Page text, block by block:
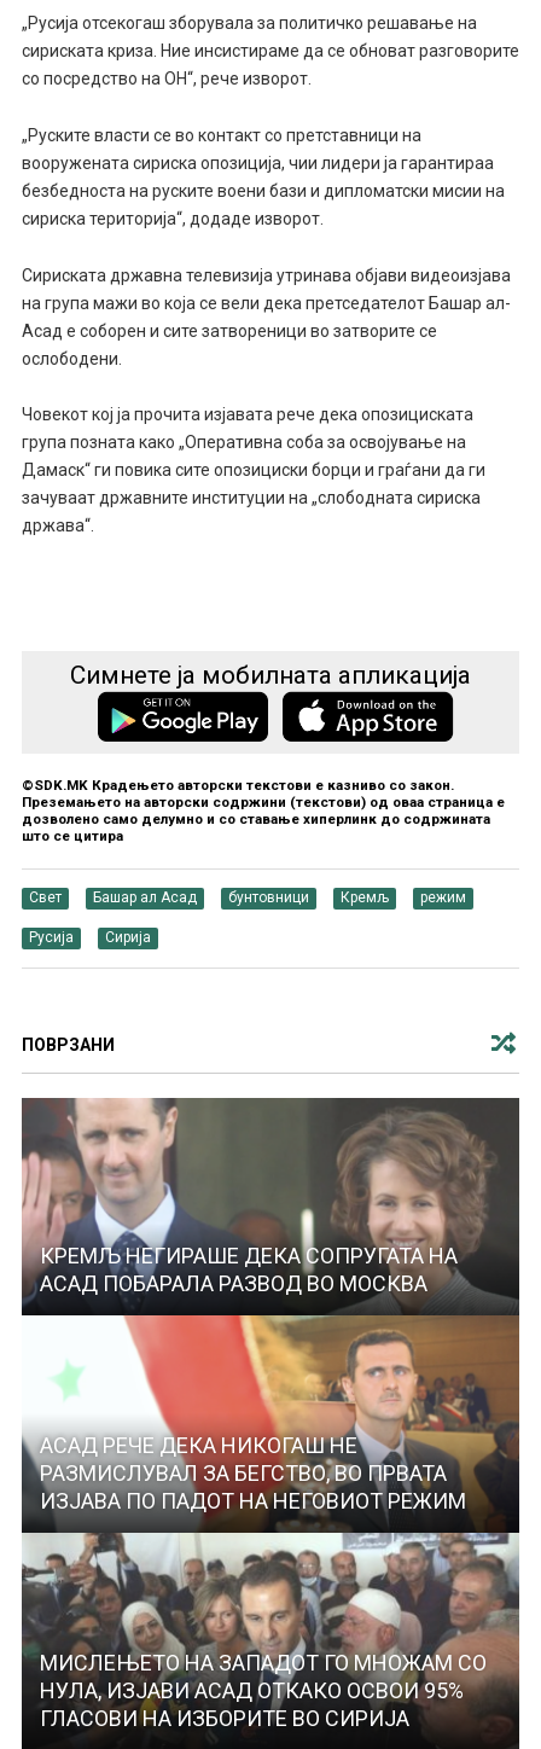
„Русија отсекогаш зборувала за политичко решавање на
сириската криза. Ние инсистираме да се обноват разговорите
со посредство на ОН“, рече изворот.
„Руските власти се во контакт со претставници на
вооружената сириска опозиција, чии лидери ја гарантираа
безбедноста на руските воени бази и дипломатски мисии на
сириска територија“, додаде изворот.
Сириската државна телевизија утринава објави видеоизјава
на група мажи во која се вели дека претседателот Башар ал-
Асад е соборен и сите затвореници во затворите се
ослободени.
Човекот кој ја прочита изјавата рече дека опозициската
група позната како „Оперативна соба за освојување на
Дамаск“ ги повика сите опозициски борци и граѓани да ги
зачуваат државните институции на „слободната сириска
држава“.
Симнете ја мобилната апликација
©SDK.MK Крадењето авторски текстови е казниво со закон.
Преземањето на авторски содржини (текстови) од оваа страница е
дозволено само делумно и со ставање хиперлинк до содржината
што се цитира
Свет Башар ал Асад бунтовници Кремљ режим
Русија Сирија
ПОВРЗАНИ
КРЕМЉ НЕГИРАШЕ ДЕКА СОПРУГАТА НА
АСАД ПОБАРАЛА РАЗВОД ВО МОСКВА
АСАД РЕЧЕ ДЕКА НИКОГАШ НЕ
РАЗМИСЛУВАЛ ЗА БЕГСТВО, ВО ПРВАТА
ИЗЈАВА ПО ПАДОТ НА НЕГОВИОТ РЕЖИМ
МИСЛЕЊЕТО НА ЗАПАДОТ ГО МНОЖАМ СО
НУЛА, ИЗЈАВИ АСАД ОТКАКО ОСВОИ 95%
ГЛАСОВИ НА ИЗБОРИТЕ ВО СИРИЈА